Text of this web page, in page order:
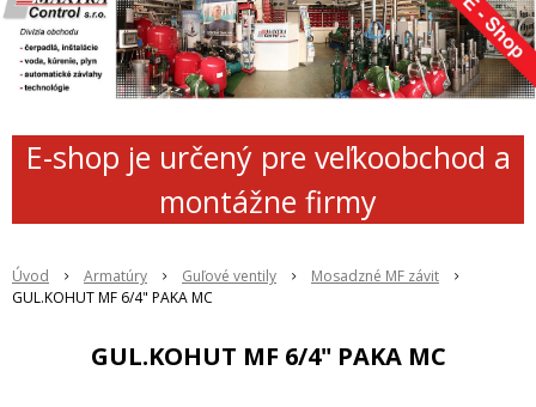
E-shop je určený pre veľkoobchod a
montážne firmy
Úvod Armatúry Guľové ventily
Mosadzné MF závit
GUL.KOHUT MF 6/4" PAKA MC
GUL.KOHUT MF 6/4" PAKA MC